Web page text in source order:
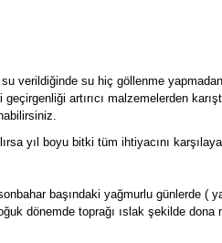
verildiğinde su hiç göllenme
artırıcı malzemelerden
yıl boyu bitki tüm ihtiyacını
başındaki yağmurlu günlerde
dönemde toprağı ıslak şekilde dona